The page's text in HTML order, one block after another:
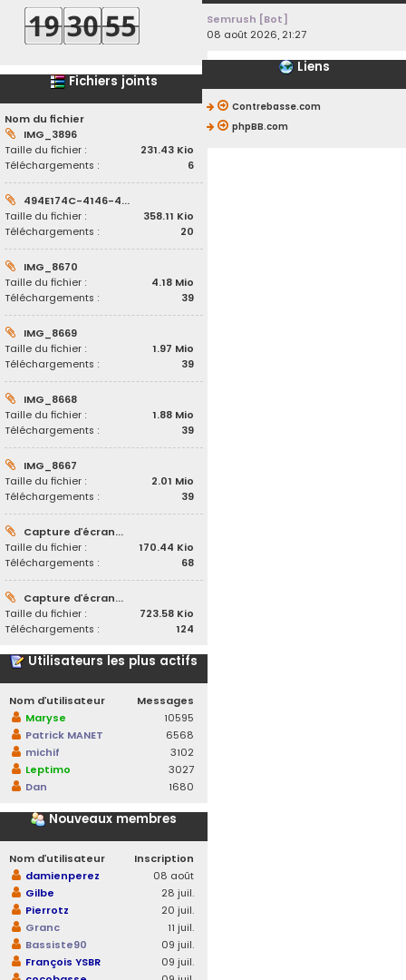
Fichiers joints
Nom du fichier
IMG_3896
Taille du fichier :
231.43 Kio
Téléchargements :
6
494E174C-4146-4...
Taille du fichier :
358.11 Kio
Téléchargements :
20
IMG_8670
Taille du fichier :
4.18 Mio
Téléchargements :
39
IMG_8669
Taille du fichier :
1.97 Mio
Téléchargements :
39
IMG_8668
Taille du fichier :
1.88 Mio
Téléchargements :
39
IMG_8667
Taille du fichier :
2.01 Mio
Téléchargements :
39
Capture d’écran...
Taille du fichier :
170.44 Kio
Téléchargements :
68
Capture d’écran...
Taille du fichier :
723.58 Kio
Téléchargements :
124
Utilisateurs les plus actifs
Nom d’utilisateur
Messages
Maryse
10595
Patrick MANET
6568
michif
3102
Leptimo
3027
Dan
1680
Nouveaux membres
Nom d’utilisateur
Inscription
damienperez
08 août
Gilbe
28 juil.
Pierrotz
20 juil.
Granc
11 juil.
Bassiste90
09 juil.
François YSBR
09 juil.
Semrush [Bot]
08 août 2026, 21:27
Liens
Contrebasse.com
phpBB.com